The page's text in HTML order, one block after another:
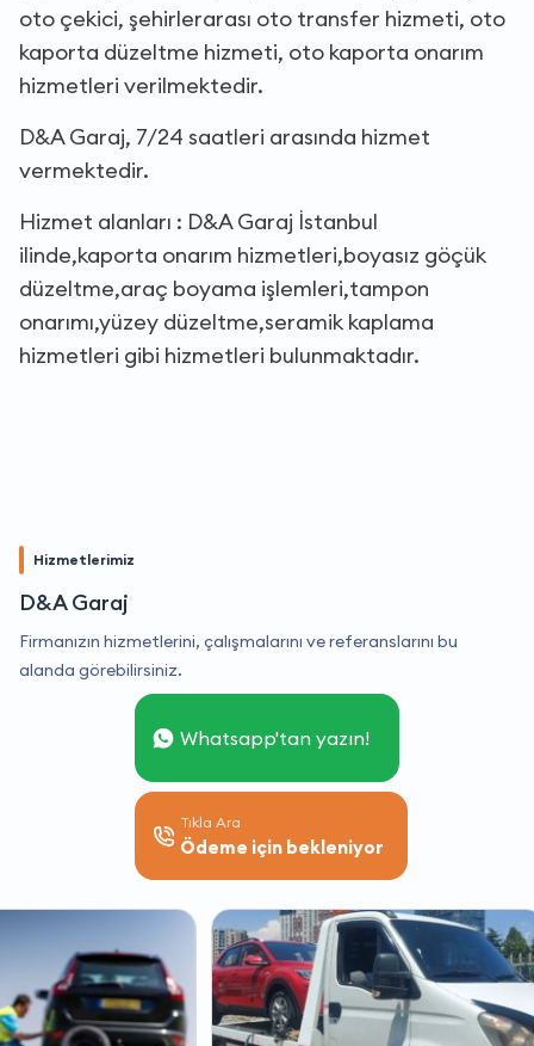
oto çekici, şehirlerarası oto transfer hizmeti, oto
kaporta düzeltme hizmeti, oto kaporta onarım
hizmetleri verilmektedir.
D&A Garaj, 7/24 saatleri arasında hizmet
vermektedir.
Hizmet alanları : D&A Garaj İstanbul
ilinde,kaporta onarım hizmetleri,boyasız göçük
düzeltme,araç boyama işlemleri,tampon
onarımı,yüzey düzeltme,seramik kaplama
hizmetleri gibi hizmetleri bulunmaktadır.
Hizmetlerimiz
D&A Garaj
Firmanızın hizmetlerini, çalışmalarını ve referanslarını bu
alanda görebilirsiniz.
Whatsapp'tan yazın!
Tıkla Ara
Ödeme için bekleniyor